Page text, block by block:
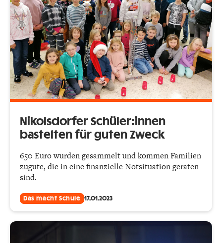
Nikolsdorfer Schüler:innen
bastelten für guten Zweck
650 Euro wurden gesammelt und kommen Familien
zugute, die in eine finanzielle Notsituation geraten
sind.
Das macht Schule 17.01.2023